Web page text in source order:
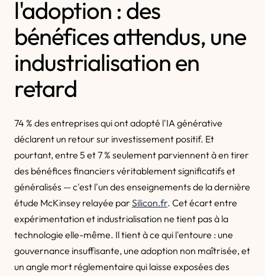
l'adoption : des
bénéfices attendus, une
industrialisation en
retard
74 % des entreprises qui ont adopté l'IA générative
déclarent un retour sur investissement positif. Et
pourtant, entre 5 et 7 % seulement parviennent à en tirer
des bénéfices financiers véritablement significatifs et
généralisés — c'est l'un des enseignements de la dernière
étude McKinsey relayée par Silicon.fr. Cet écart entre
expérimentation et industrialisation ne tient pas à la
technologie elle-même. Il tient à ce qui l'entoure : une
gouvernance insuffisante, une adoption non maîtrisée, et
un angle mort réglementaire qui laisse exposées des